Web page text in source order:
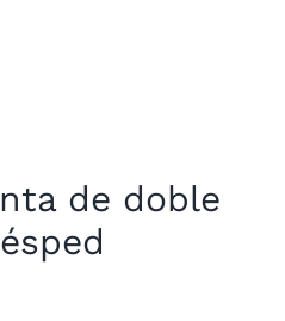
de doble